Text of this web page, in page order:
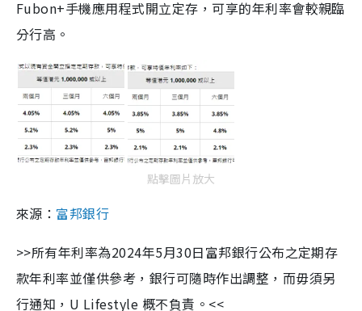
Fubon+手機應用程式開立定存，可享的年利率會較親臨
分行高。
點擊圖片放大
來源： 富邦銀行
>>所有年利率為2024年5月30日富邦銀行公布之定期存
款年利率並僅供參考，銀行可隨時作出調整，而毋須另
行通知，U Lifestyle 概不負責。<<